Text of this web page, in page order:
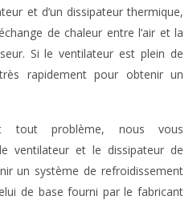
et d’un dissipateur thermique,
de chaleur entre l’air et la
Si le ventilateur est plein de
rapidement pour obtenir un
tout problème, nous vous
ventilateur et le dissipateur de
un système de refroidissement
de base fourni par le fabricant